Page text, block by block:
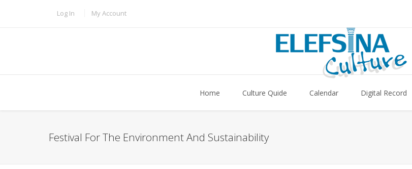
TOPBAR MENU
Log In My Account
Home Culture Quide Calendar Digital Record
Festival For The Environment And Sustainability